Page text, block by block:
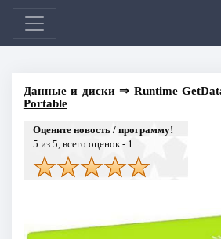
Данные и диски⇒ Runtime
Portable
Оцените новость / программу!
5 из 5, всего оценок - 1